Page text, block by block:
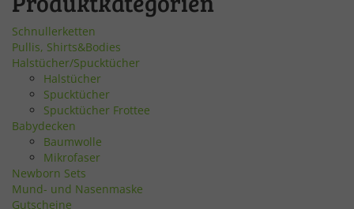
Schnullerketten
Pullis, Shirts&Bodies
Halstücher/Spucktücher
Halstücher
Spucktücher
Spucktücher Frottee
Babydecken
Baumwolle
Mikrofaser
Newborn Sets
Mund- und Nasenmaske
Gutscheine